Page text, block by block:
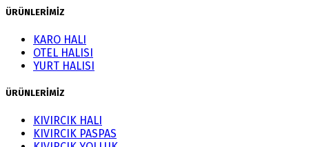
ÜRÜNLERİMİZ
KARO HALI
OTEL HALISI
YURT HALISI
ÜRÜNLERİMİZ
KIVIRCIK HALI
KIVIRCIK PASPAS